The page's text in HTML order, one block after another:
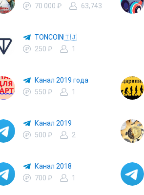
70 000 ₽
63,743
TONCOIN🇹🇯
250 ₽
1
Канал 2019 года
550 ₽
1
Канал 2019
500 ₽
2
Канал 2018
700 ₽
1